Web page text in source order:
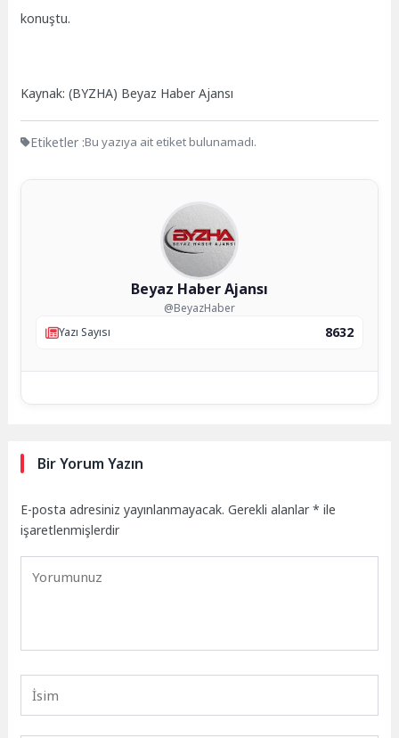
konuştu.
Kaynak: (BYZHA) Beyaz Haber Ajansı
Etiketler :Bu yazıya ait etiket bulunamadı.
Beyaz Haber Ajansı
@BeyazHaber
Yazı Sayısı
8632
Bir Yorum Yazın
E-posta adresiniz yayınlanmayacak. Gerekli alanlar* ile
işaretlenmişlerdir